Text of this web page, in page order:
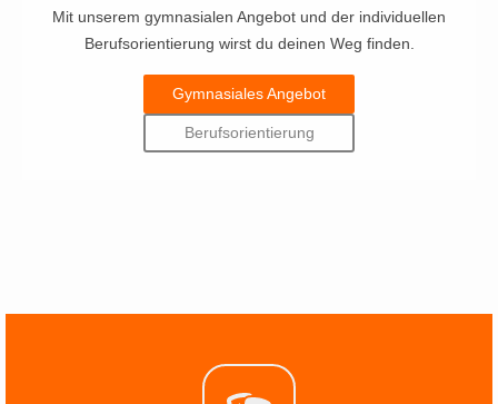
Mit unserem gymnasialen Angebot und der individuellen
Berufsorientierung wirst du deinen Weg finden.
Gymnasiales Angebot
Berufsorientierung